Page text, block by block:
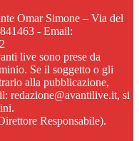
Omar Simone – Via del
- Email:
live sono prese da
Se il soggetto o gli
alla pubblicazione,
redazione@avantilive.it, si
Responsabile).